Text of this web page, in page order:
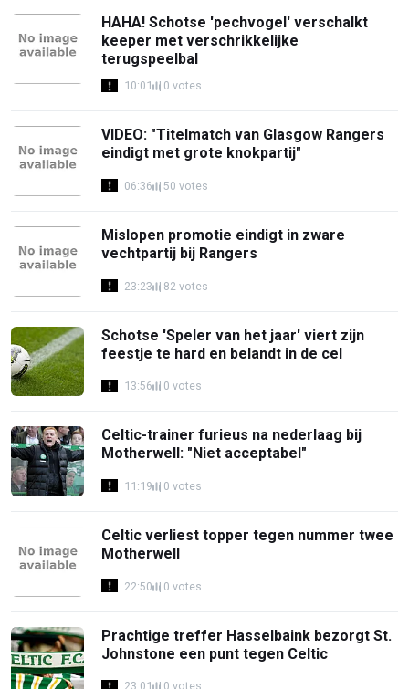
HAHA! Schotse 'pechvogel' verschalkt
keeper met verschrikkelijke
terugspeelbal
10:01 0 votes
VIDEO: "Titelmatch van Glasgow Rangers
eindigt met grote knokpartij"
06:36 50 votes
Mislopen promotie eindigt in zware
vechtpartij bij Rangers
23:23 82 votes
Schotse 'Speler van het jaar' viert zijn
feestje te hard en belandt in de cel
13:56 0 votes
Celtic-trainer furieus na nederlaag bij
Motherwell: "Niet acceptabel"
11:19 0 votes
Celtic verliest topper tegen nummer twee
Motherwell
22:50 0 votes
Prachtige treffer Hasselbaink bezorgt St.
Johnstone een punt tegen Celtic
23:01 0 votes